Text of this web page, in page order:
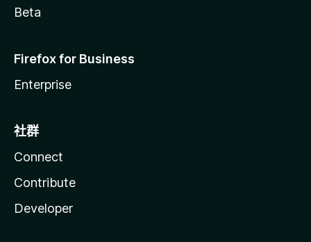
Beta
Firefox for Business
Enterprise
社群
Connect
Contribute
Developer